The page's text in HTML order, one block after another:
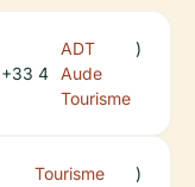
+33 4
ADT
Aude
Tourisme
)
Tourisme
)